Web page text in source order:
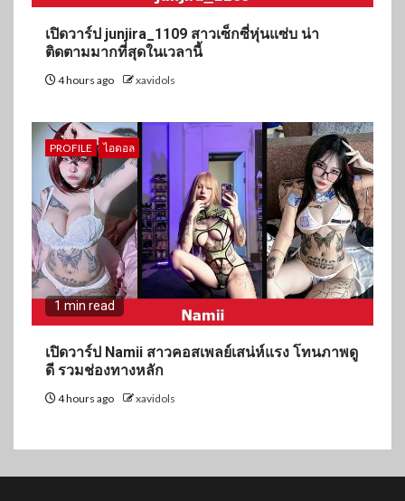
เปิดวาร์ป junjira_1109 สาวเซ็กซี่หุ่นแซ่บ น่า
ติดตามมากที่สุดในเวลานี้
4 hours ago xavidols
PROFILE ไอดอล
1 min read
เปิดวาร์ป Namii สาวคอสเพลย์เสน่ห์แรง โทนภาพดู
ดี รวมช่องทางหลัก
4 hours ago xavidols